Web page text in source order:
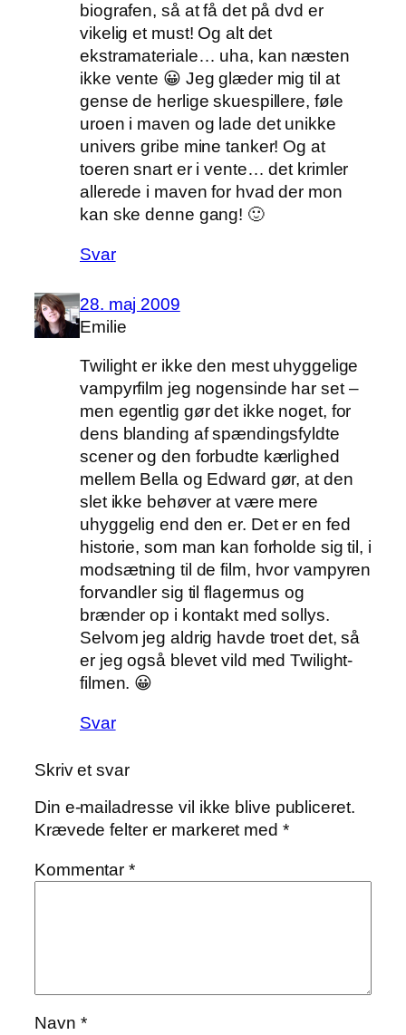
biografen, så at få det på dvd er
vikelig et must! Og alt det
ekstramateriale… uha, kan næsten
ikke vente 😀 Jeg glæder mig til at
gense de herlige skuespillere, føle
uroen i maven og lade det unikke
univers gribe mine tanker! Og at
toeren snart er i vente… det krimler
allerede i maven for hvad der mon
kan ske denne gang! 🙂
Svar
28. maj 2009
Emilie
Twilight er ikke den mest uhyggelige
vampyrfilm jeg nogensinde har set –
men egentlig gør det ikke noget, for
dens blanding af spændingsfyldte
scener og den forbudte kærlighed
mellem Bella og Edward gør, at den
slet ikke behøver at være mere
uhyggelig end den er. Det er en fed
historie, som man kan forholde sig til, i
modsætning til de film, hvor vampyren
forvandler sig til flagermus og
brænder op i kontakt med sollys.
Selvom jeg aldrig havde troet det, så
er jeg også blevet vild med Twilight-
filmen. 😀
Svar
Skriv et svar
Din e-mailadresse vil ikke blive publiceret.
Krævede felter er markeret med *
Kommentar*
Navn *